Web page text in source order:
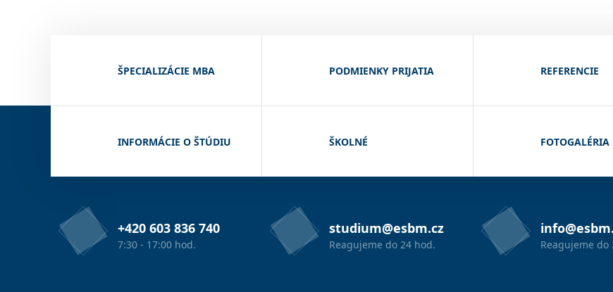
ŠPECIALIZÁCIE MBA PODMIENKY PRIJATIA REFERENCIE
INFORMÁCIE O ŠTÚDIU ŠKOLNÉ FOTOGALÉRIA
+420 603 836 740
7:30 - 17:00 hod.
studium@esbm.cz
Reagujeme do 24 hod. Reagujeme do